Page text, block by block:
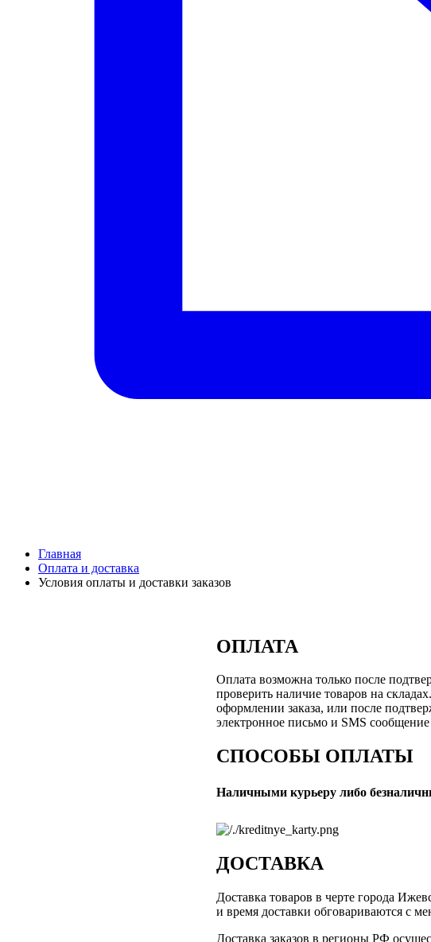
Главная
Оплата и доставка
Условия оплаты и доставки заказов
ОПЛАТА
Оплата возможна только после
проверить наличие товаров на
оформлении заказа, или после
электронное письмо и SMS
СПОСОБЫ ОПЛАТЫ
Наличными курьеру либо
ДОСТАВКА
Доставка товаров в черте города
и время доставки обговариваются с
Доставка заказов в регионы РФ